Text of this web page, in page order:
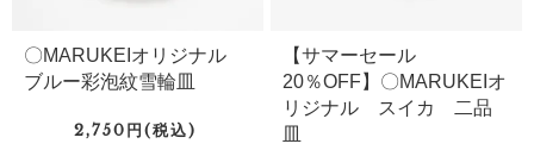
〇MARUKEIオリジナル
ブルー彩泡紋雪輪皿
2,750円(税込)
【サマーセール
20％OFF】〇MARUKEIオ
リジナル スイカ 二品
皿